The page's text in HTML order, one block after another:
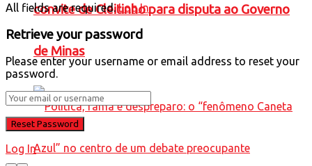
convite de Cleitinho para disputa ao Governo
de Minas
All fields are required. Log In
Retrieve your password
Please enter your username or email address to reset your
password.
Log In